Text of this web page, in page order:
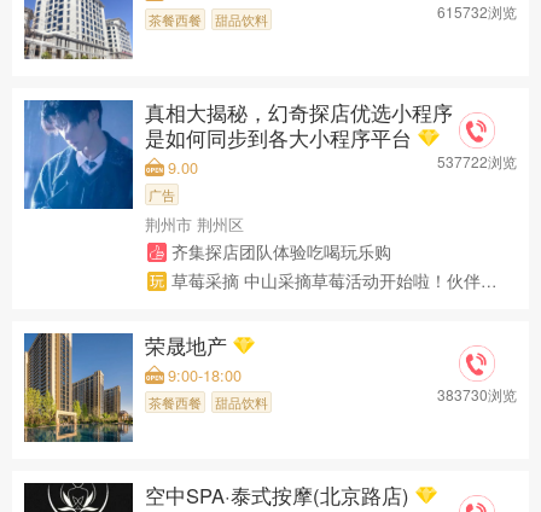
茶餐西餐 甜品饮料 615732浏览
真相大揭秘，幻奇探店优选小程序
是如何同步到各大小程序平台
9.00
广告
荆州市 荆州区
齐集探店团队体验吃喝玩乐购
草莓采摘 中山采摘草莓活动开始啦！伙伴们赶紧报名上车！
537722浏览
荣晟地产
9:00-18:00
茶餐西餐 甜品饮料 383730浏览
空中SPA·泰式按摩(北京路店)